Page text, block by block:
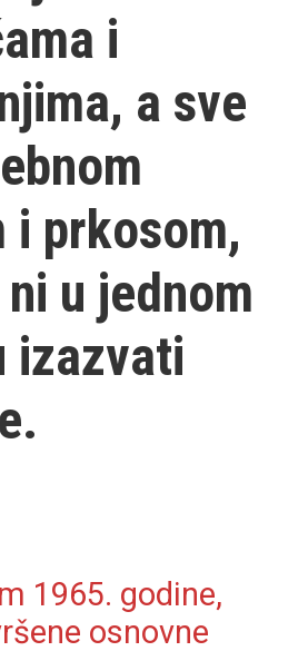
i
a sve
i prkosom,
u jednom
izazvati
1965. godine,
osnovne